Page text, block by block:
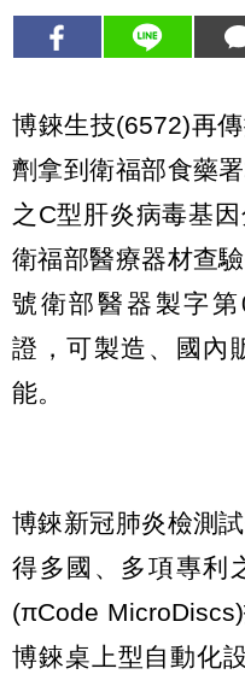
博錸生技(6572)再
劑拿到衛福部食藥
之C型肝炎病毒基
衛福部醫療器材查
號衛部醫器製字
證，可製造、國內
能。
博錸新冠肺炎檢測
得多國、多項專利
(πCode
博錸桌上型自動化